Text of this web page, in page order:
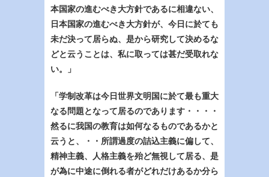
本国家の進むべき大方針であるに相違ない、
日本国家の進むべき大方針が、今日に於ても
未だ決って居らぬ、是から研究して決めるな
どと云うことは、私に取っては甚だ受取れな
い。」
「学制改革は今日世界文明国に於て最も重大
なる問題となって居るのであります・・・・
然るに我国の教育は如何なるものであるかと
云うと、・・所謂過度の詰込主義に偏して、
精神主義、人格主義を殆ど無視して居る、是
が為に中途に倒れる者がどれだけあるか分ら